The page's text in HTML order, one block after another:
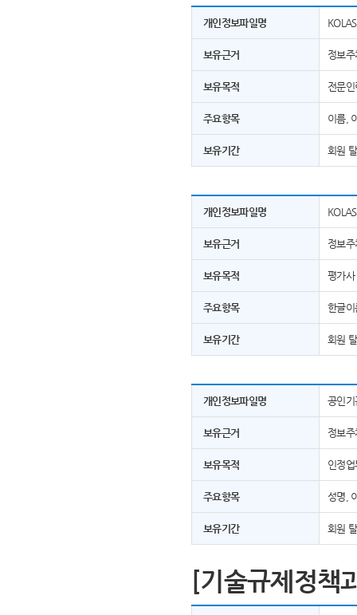
개인정보파일명
보유근거 정보
보유목적 전문
주요항목 이름,
보유기간 회원
개인정보파일명
보유근거 정보
보유목적 평가
주요항목 한글
보유기간 회원
개인정보파일명 공인
보유근거 정보
보유목적 인정
주요항목 성명,
보유기간 회원
[기술규제정책